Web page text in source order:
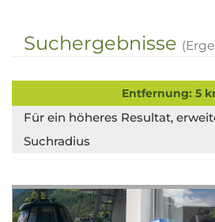
Suchergebnisse
Entfernung: 5
Für ein höheres Resultat,
Suchradius